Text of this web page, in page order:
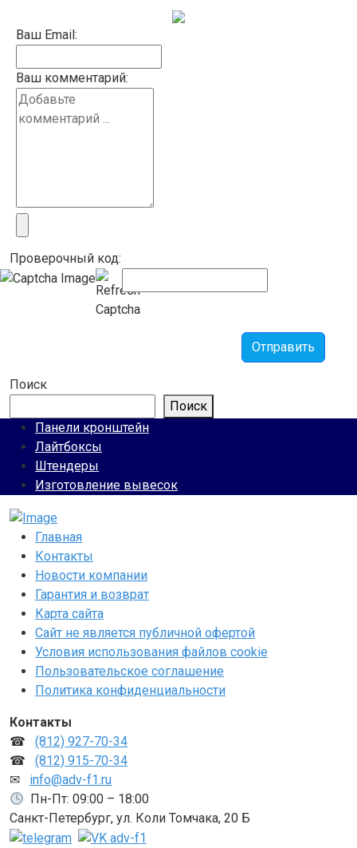
Ваш Email:
Ваш комментарий:
Проверочный код:
Отправить
Поиск
Поиск
Панели кронштейн
Лайтбоксы
Штендеры
Изготовление вывесок
Главная
Контакты
Новости компании
Гарантия и возврат
Карта сайта
Сайт не является публичной офертой
Условия использования файлов cookie
Пользовательское соглашение
Политика конфиденциальности
Контакты
☎ (812) 927-70-34
☎ (812) 915-70-34
✉ info@adv-f1.ru
Пн-Пт: 09:00 – 18:00
Санкт-Петербург, ул. Коли Томчака, 20 Б